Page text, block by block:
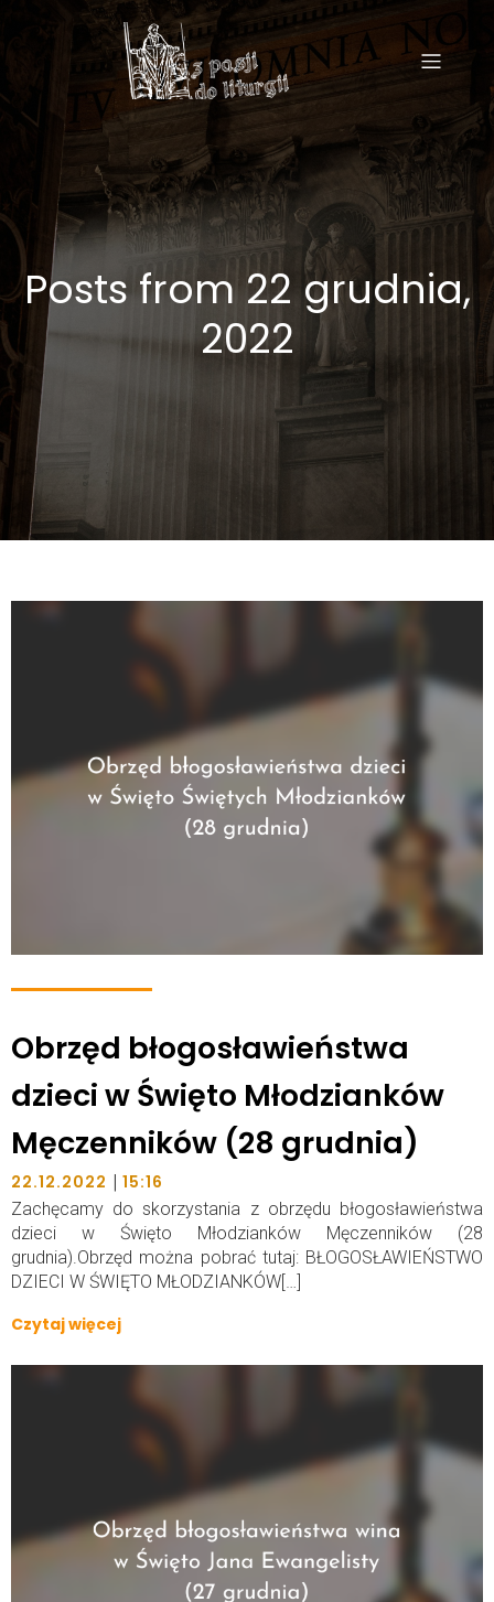
Posts from 22 grudnia,
2022
Obrzęd błogosławieństwa
dzieci w Święto Młodzianków
Męczenników (28 grudnia)
22.12.2022 | 15:16
Zachęcamy do skorzystania z obrzędu błogosławieństwa
dzieci w Święto Młodzianków Męczenników (28
grudnia).Obrzęd można pobrać tutaj: BŁOGOSŁAWIEŃSTWO
DZIECI W ŚWIĘTO MŁODZIANKÓW[…]
Czytaj więcej